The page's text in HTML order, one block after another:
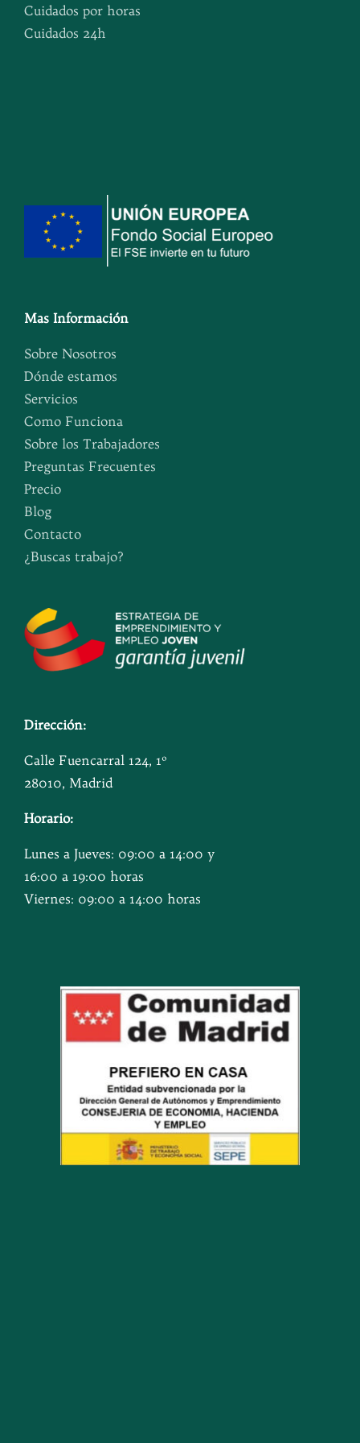
Cuidados por horas
Cuidados 24h
Mas Información
Sobre Nosotros
Dónde estamos
Servicios
Como Funciona
Sobre los Trabajadores
Preguntas Frecuentes
Precio
Blog
Contacto
¿Buscas trabajo?
Dirección:
Calle Fuencarral 124, 1º
28010, Madrid
Horario:
Lunes a Jueves: 09:00 a 14:00 y
16:00 a 19:00 horas
Viernes: 09:00 a 14:00 horas